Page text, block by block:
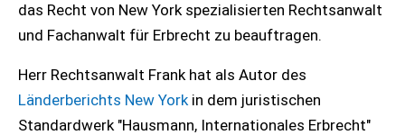
das Recht von New York spezialisierten Rechtsanwalt
und Fachanwalt für Erbrecht zu beauftragen.
Herr Rechtsanwalt Frank hat als Autor des
Länderberichts New Yorkin dem juristischen
Standardwerk "Hausmann, Internationales Erbrecht"